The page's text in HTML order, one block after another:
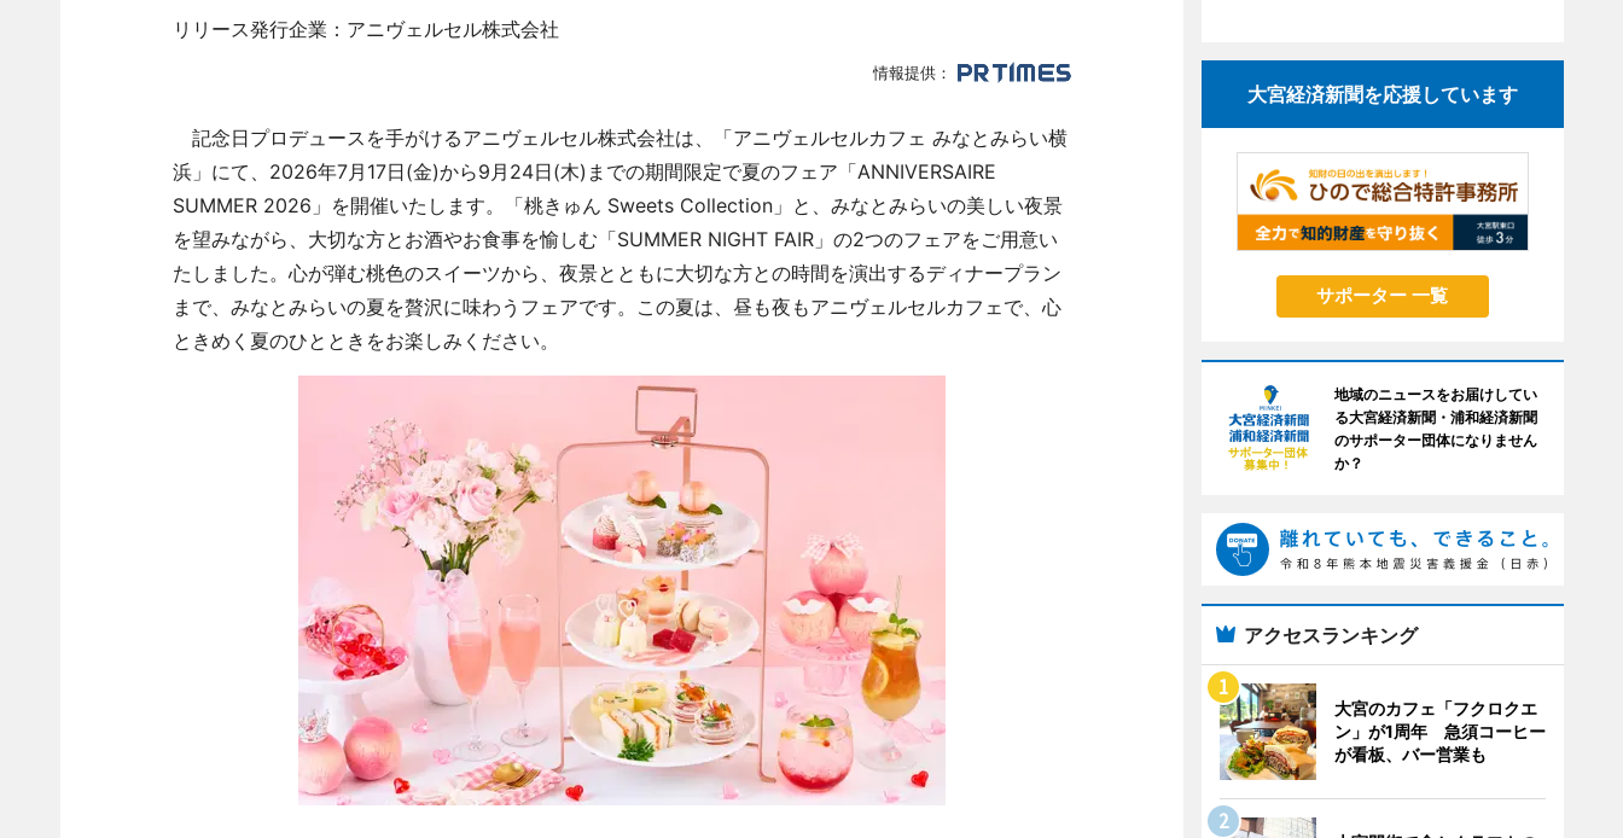
リリース発行企業：アニヴェルセル株式会社
情報提供：
記念日プロデュースを手がけるアニヴェルセル株式会社は、「アニヴェルセルカフェ みなとみらい横
浜」にて、2026年7月17日(金)から9月24日(木)までの期間限定で夏のフェア「ANNIVERSAIRE
SUMMER 2026」を開催いたします。「桃きゅん Sweets Collection」と、みなとみらいの美しい夜景
を望みながら、大切な方とお酒やお食事を愉しむ「SUMMER NIGHT FAIR」の2つのフェアをご用意い
たしました。心が弾む桃色のスイーツから、夜景とともに大切な方との時間を演出するディナープラン
まで、みなとみらいの夏を贅沢に味わうフェアです。この夏は、昼も夜もアニヴェルセルカフェで、心
ときめく夏のひとときをお楽しみください。
大宮経済新聞を応援しています
サポーター 一覧
地域のニュースをお届けしてい
る大宮経済新聞・浦和経済新聞
のサポーター団体になりません
か？
アクセスランキング
大宮のカフェ「フクロクエ
ン」が1周年 急須コーヒー
が看板、バー営業も